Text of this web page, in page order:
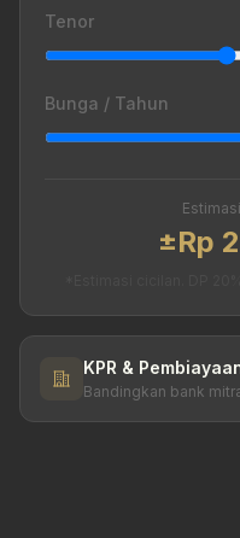
Tenor
Bunga / Tahun
±Rp
KPR &
Bandingkan bank